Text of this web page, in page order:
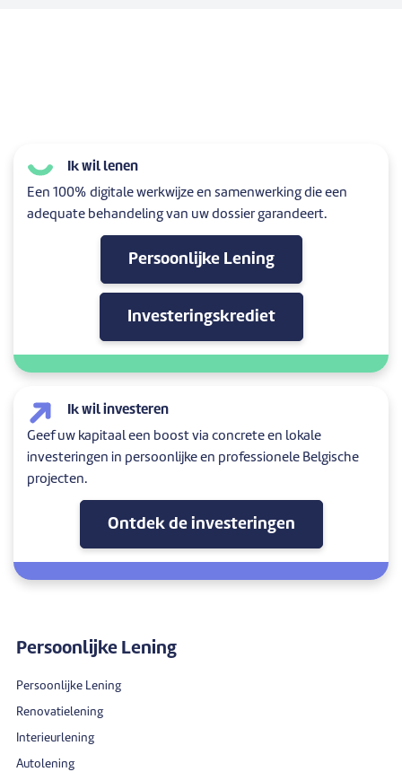
Ik wil lenen
Een 100% digitale werkwijze en samenwerking die een
adequate behandeling van uw dossier garandeert.
Persoonlijke Lening
Investeringskrediet
Ik wil investeren
Geef uw kapitaal een boost via concrete en lokale
investeringen in persoonlijke en professionele Belgische
projecten.
Ontdek de investeringen
Persoonlijke Lening
Persoonlijke Lening
Renovatielening
Interieurlening
Autolening